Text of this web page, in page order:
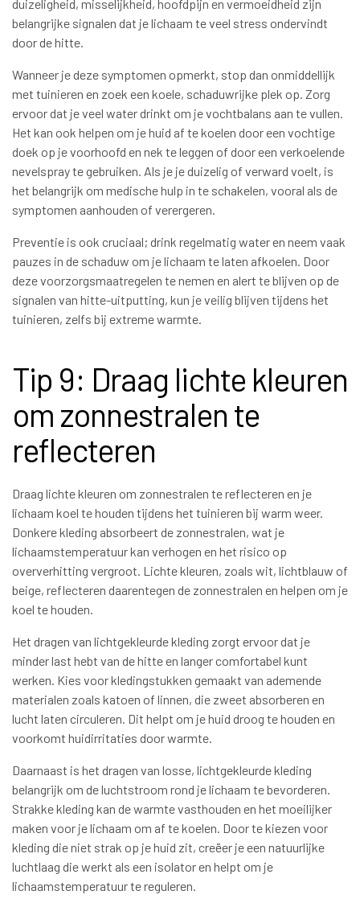
duizeligheid, misselijkheid, hoofdpijn en vermoeidheid zijn
belangrijke signalen dat je lichaam te veel stress ondervindt
door de hitte.
Wanneer je deze symptomen opmerkt, stop dan onmiddellijk
met tuinieren en zoek een koele, schaduwrijke plek op. Zorg
ervoor dat je veel water drinkt om je vochtbalans aan te vullen.
Het kan ook helpen om je huid af te koelen door een vochtige
doek op je voorhoofd en nek te leggen of door een verkoelende
nevelspray te gebruiken. Als je je duizelig of verward voelt, is
het belangrijk om medische hulp in te schakelen, vooral als de
symptomen aanhouden of verergeren.
Preventie is ook cruciaal; drink regelmatig water en neem vaak
pauzes in de schaduw om je lichaam te laten afkoelen. Door
deze voorzorgsmaatregelen te nemen en alert te blijven op de
signalen van hitte-uitputting, kun je veilig blijven tijdens het
tuinieren, zelfs bij extreme warmte.
Tip 9: Draag lichte kleuren
om zonnestralen te
reflecteren
Draag lichte kleuren om zonnestralen te reflecteren en je
lichaam koel te houden tijdens het tuinieren bij warm weer.
Donkere kleding absorbeert de zonnestralen, wat je
lichaamstemperatuur kan verhogen en het risico op
oververhitting vergroot. Lichte kleuren, zoals wit, lichtblauw of
beige, reflecteren daarentegen de zonnestralen en helpen om je
koel te houden.
Het dragen van lichtgekleurde kleding zorgt ervoor dat je
minder last hebt van de hitte en langer comfortabel kunt
werken. Kies voor kledingstukken gemaakt van ademende
materialen zoals katoen of linnen, die zweet absorberen en
lucht laten circuleren. Dit helpt om je huid droog te houden en
voorkomt huidirritaties door warmte.
Daarnaast is het dragen van losse, lichtgekleurde kleding
belangrijk om de luchtstroom rond je lichaam te bevorderen.
Strakke kleding kan de warmte vasthouden en het moeilijker
maken voor je lichaam om af te koelen. Door te kiezen voor
kleding die niet strak op je huid zit, creëer je een natuurlijke
luchtlaag die werkt als een isolator en helpt om je
lichaamstemperatuur te reguleren.